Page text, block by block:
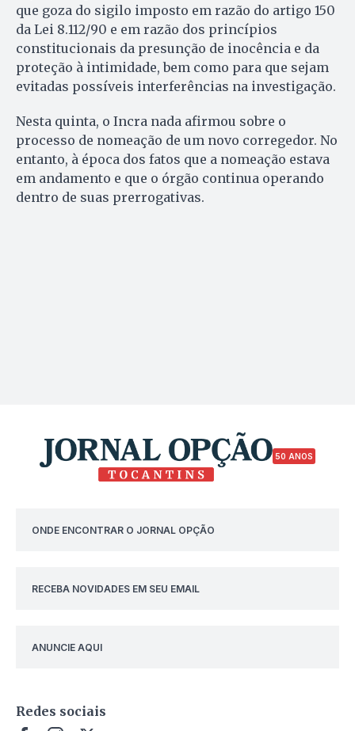
que goza do sigilo imposto em razão do artigo 150
da Lei 8.112/90 e em razão dos princípios
constitucionais da presunção de inocência e da
proteção à intimidade, bem como para que sejam
evitadas possíveis interferências na investigação.
Nesta quinta, o Incra nada afirmou sobre o
processo de nomeação de um novo corregedor. No
entanto, à época dos fatos que a nomeação estava
em andamento e que o órgão continua operando
dentro de suas prerrogativas.
50 ANOS
ONDE ENCONTRAR O JORNAL OPÇÃO
RECEBA NOVIDADES EM SEU EMAIL
ANUNCIE AQUI
Redes sociais